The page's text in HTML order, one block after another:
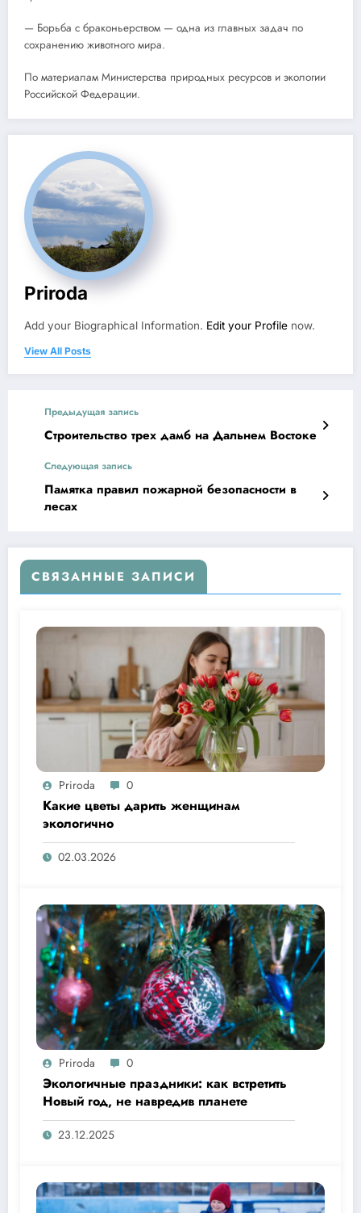
— Борьба с браконьерством — одна из главных задач по
сохранению животного мира.
По материалам Министерства природных ресурсов и экологии
Российской Федерации.
Priroda
Add your Biographical Information. Edit your Profile now.
View All Posts
Предыдущая запись
Строительство трех дамб на Дальнем Востоке
Следующая запись
Памятка правил пожарной безопасности в
лесах
СВЯЗАННЫЕ ЗАПИСИ
Priroda 0
Какие цветы дарить женщинам
экологично
02.03.2026
Priroda 0
Экологичные праздники: как встретить
Новый год, не навредив планете
23.12.2025